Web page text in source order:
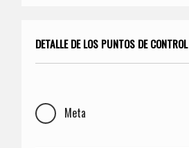
DETALLE DE LOS PUNTOS DE CONTROL
Meta